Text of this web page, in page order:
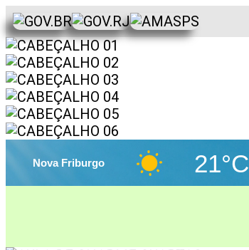
Nova Friburgo 21°C